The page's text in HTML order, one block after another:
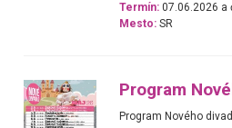
Termín: 07.06.2026 a
Mesto: SR
Program
Program Nového